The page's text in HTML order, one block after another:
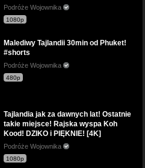
Podróże Wojownika
1080p
Malediwy Tajlandii 30min od Phuket!
#shorts
Podróże Wojownika
480p
Tajlandia jak za dawnych lat! Ostatnie
takie miejsce! Rajska wyspa Koh
Kood! DZIKO i PIĘKNIE! [4K]
Podróże Wojownika
1080p